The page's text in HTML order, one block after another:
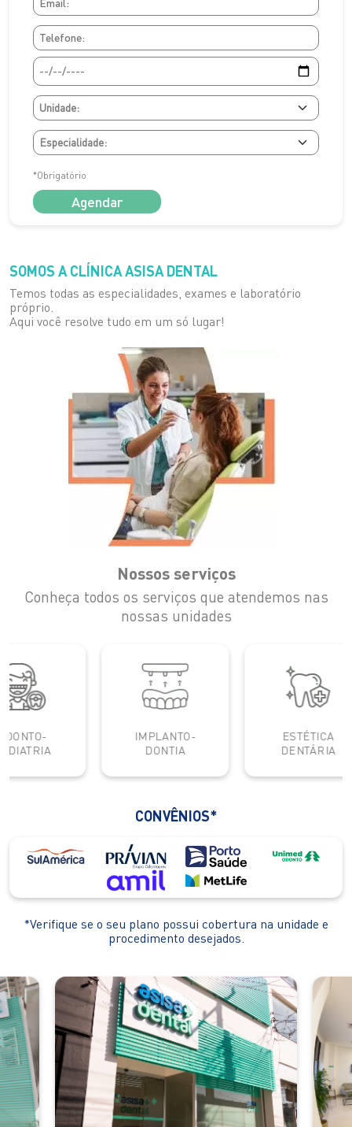
SOMOS A CLÍNICAASISA DENTAL
Temos todas as especialidades, exames e laboratório
próprio.
Aqui você resolve tudo em um só lugar!
*Obrigatório
Agendar
Nossos serviços
Conheça todos os serviços que atendemos nas
nossas unidades
CONVÊNIOS*
*Verifique se o seu plano possui cobertura na unidade e
procedimento desejados.